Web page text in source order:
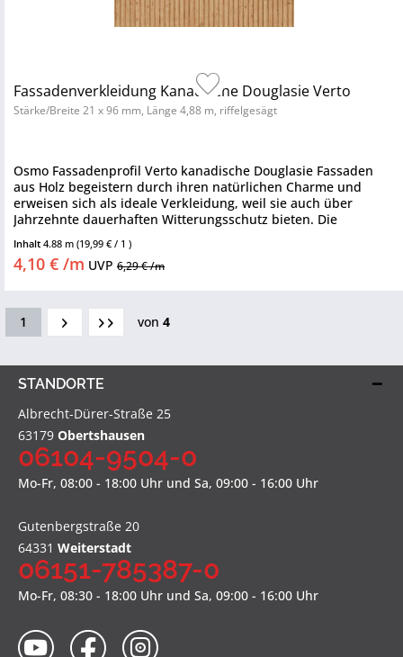
Fassadenverkleidung Kanadische Douglasie Verto
Stärke/Breite 21 x 96 mm, Länge 4,88 m, riffelgesägt
Osmo Fassadenprofil Verto kanadische Douglasie Fassaden
aus Holz begeistern durch ihren natürlichen Charme und
erweisen sich als ideale Verkleidung, weil sie auch über
Jahrzehnte dauerhaften Witterungsschutz bieten. Die
Inhalt 4.88 m (19,99 € / 1 )
4,10 € /m UVP 6,29 € /m
1 von 4
STANDORTE
Albrecht-Dürer-Straße 25
63179 Obertshausen
06104-9504-0
Mo-Fr, 08:00 - 18:00 Uhr und Sa, 09:00 - 16:00 Uhr
Gutenbergstraße 20
64331 Weiterstadt
06151-785387-0
Mo-Fr, 08:30 - 18:00 Uhr und Sa, 09:00 - 16:00 Uhr